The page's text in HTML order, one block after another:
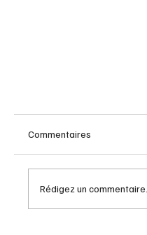
Commentaires
Rédigez un commentaire...